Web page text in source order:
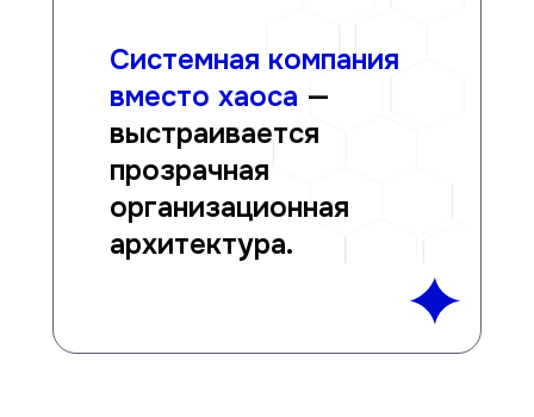
Системная компания
вместо хаоса —
выстраивается
прозрачная
организационная
архитектура.